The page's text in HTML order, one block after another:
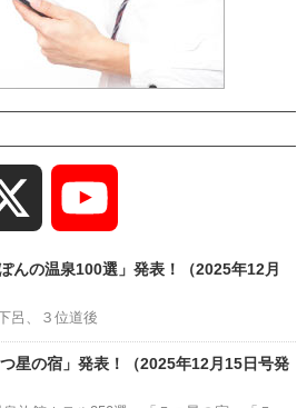
Channel
んの温泉100選」発表！（2025年12月
呂、３位道後
星の宿」発表！（2025年12月15日号発